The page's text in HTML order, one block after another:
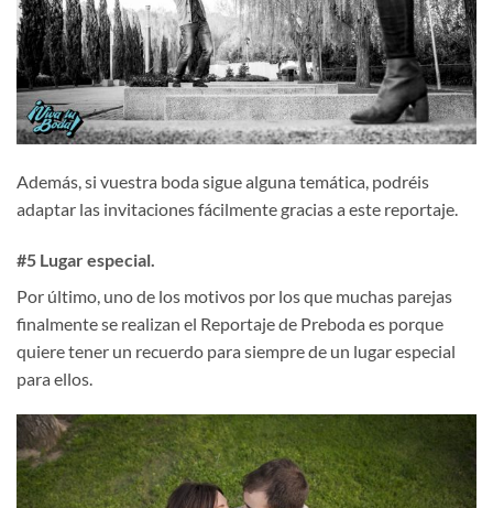
Además, si vuestra boda sigue alguna temática, podréis
adaptar las invitaciones fácilmente gracias a este reportaje.
#5 Lugar especial.
Por último, uno de los motivos por los que muchas parejas
finalmente se realizan el Reportaje de Preboda es porque
quiere tener un recuerdo para siempre de un lugar especial
para ellos.